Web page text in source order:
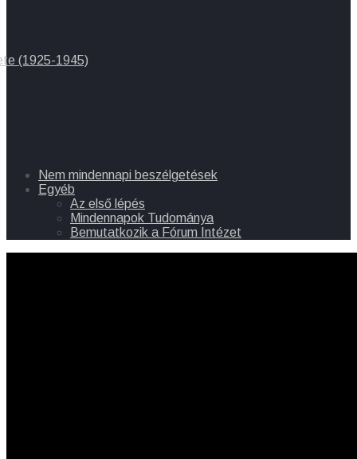
(1925-1945)
Nem mindennapi beszélgetések
Egyéb
Az első lépés
Mindennapok Tudománya
Bemutatkozik a Fórum Intézet